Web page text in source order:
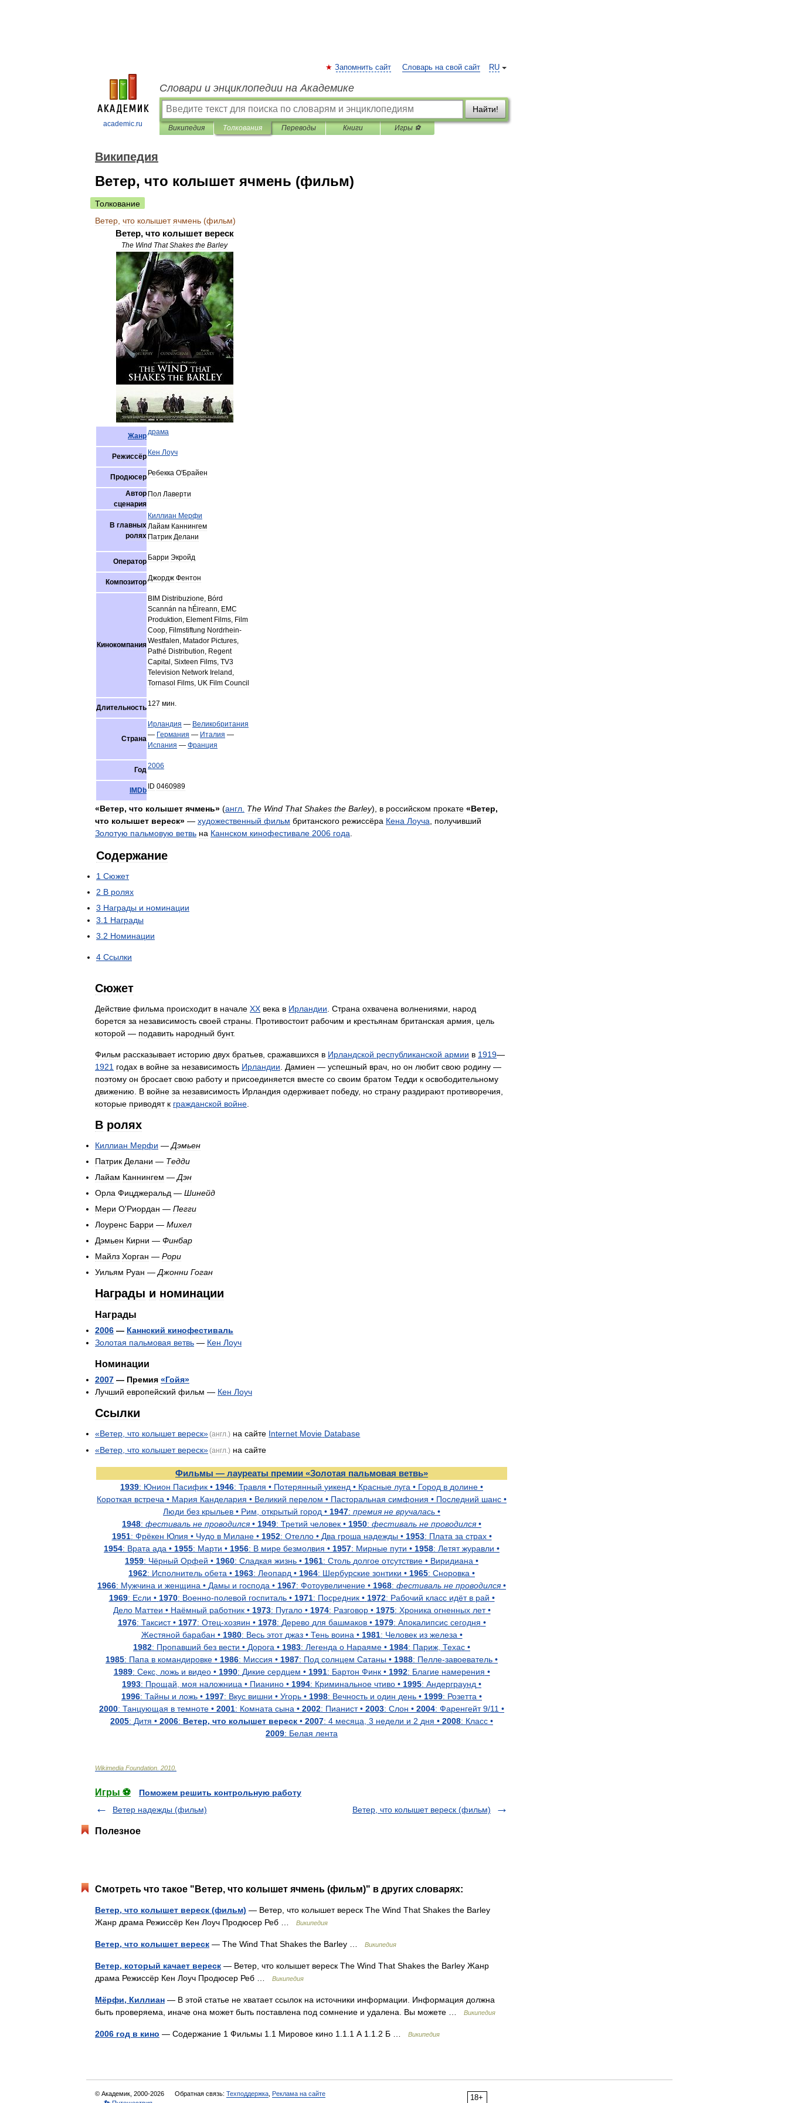
academic.ru
RU
Запомнить сайт Словарь на свой сайт
Словари и энциклопедии на Академике
Найти!
Википедия Толкования Переводы Книги Игры ⚽
Википедия
Ветер, что колышет ячмень (фильм)
Толкование
Ветер что колышет ячмень (фильм)
Ветер, что колышет вереск
The Wind That Shakes the Barley
Жанрдрама
Режиссёр Кен Лоуч
Продюсер Ребекка О'Брайен
Автор
сценария
Пол Лаверти
В главных
ролях
Киллиан Мерфи
Лайам Каннингем
Патрик Делани
Оператор Барри Экройд
КомпозиторДжордж Фентон
Кинокомпания
BIM Distribuzione, Bórd
Scannán na hÉireann, EMC
Produktion, Element Films, Film
Coop, Filmstiftung Nordrhein-
Westfalen, Matador Pictures,
Pathé Distribution, Regent
Capital , Sixteen Films, TV3
Television Network Ireland ,
Tornasol Films, UK Film Council
Длительность 127 мин.
Страна
Ирландия — Великобритания
— Германия — Италия —
Испания — Франция
Год2006
IMDb ID 0460989
«Ветер, что колышет ячмень» (англ The Wind That Shakes the Barley), в российском прокате «Ветер,
что колышет вереск» — художественный фильм британского режиссёра Кена Лоуча
получивший
Золотую пальмовую ветвь на Каннском кинофестивале 2006 года
Содержание
1 Сюжет
2 В ролях
3 Награды и номинации
3 1 Награды
3 2 Номинации
4 Ссылки
Сюжет
Действие фильма происходит в начале XX века в Ирландии Страна охвачена волнениями
народ
борется за независимость своей страны Противостоит рабочим и крестьянам британская армия
цель
которой — подавить народный бунт.
Фильм рассказывает историю двух братьев сражавшихся в Ирландской республиканской армии в 1919—
1921 годах в войне за независимость Ирландии Дамиен — успешный врач но он любит свою родину —
поэтому он бросает свою работу и присоединяется вместе со своим братом Тедди к освободительному
движению
В войне за независимость Ирландия одерживает победу, но страну раздирают противоречия
которые приводят к гражданской войне
В ролях
Киллиан Мерфи — Дэмьен
Патрик Делани — Тедди
Лайам Каннингем — Дэн
Орла Фицджеральд — Шинейд
Мери О'Риордан — Пегги
Лоуренс Барри — Михел
Дэмьен Кирни — Финбар
Майлз Хорган — Рори
Уильям Руан — Джонни Гоган
Награды и номинации
Награды
2006 — Каннский кинофестиваль
Золотая пальмовая ветвь — Кен Лоуч
Номинации
2007 — Премия «Гойя»
Лучший европейский фильм — Кен Лоуч
Ссылки
«Ветер что колышет вереск»(англ.) на сайте Internet Movie Database
«Ветер что колышет вереск»(англ.) на сайте
Фильмы — лауреаты премии «Золотая пальмовая ветвь»
1939: Юнион Пасифик • 1946: Травля • Потерянный уикенд • Красные луга • Город в долине •
Короткая встреча • Мария Канделария • Великий перелом • Пасторальная симфония • Последний шанс •
Люди без крыльев • Рим открытый город • 1947: премия не вручалась •
1948: фестиваль не проводился• 1949: Третий человек • 1950: фестиваль не проводился•
1951: Фрёкен Юлия • Чудо в Милане• 1952: Отелло• Два гроша надежды • 1953: Плата за страх•
1954: Врата ада • 1955: Марти • 1956: В мире безмолвия • 1957: Мирные пути • 1958: Летят журавли •
1959: Чёрный Орфей • 1960: Сладкая жизнь • 1961: Столь долгое отсутствие • Виридиана •
1962: Исполнитель обета • 1963: Леопард • 1964: Шербурские зонтики • 1965: Сноровка •
1966: Мужчина и женщина • Дамы и господа • 1967: Фотоувеличение • 1968: фестиваль не проводился•
1969: Если • 1970: Военно-полевой госпиталь• 1971: Посредник• 1972: Рабочий класс идёт в рай •
Дело Маттеи • Наёмный работник• 1973: Пугало• 1974: Разговор• 1975: Хроника огненных лет•
1976: Таксист• 1977: Отец-хозяин • 1978: Дерево для башмаков• 1979: Апокалипсис сегодня •
Жестяной барабан • 1980: Весь этот джаз• Тень воина • 1981: Человек из железа •
1982: Пропавший без вести • Дорога • 1983: Легенда о Нараяме • 1984: Париж Техас •
1985: Папа в командировке • 1986: Миссия • 1987: Под солнцем Сатаны • 1988: Пелле-завоеватель •
1989: Секс, ложь и видео• 1990: Дикие сердцем • 1991: Бартон Финк• 1992: Благие намерения •
1993: Прощай моя наложница • Пианино • 1994: Криминальное чтиво • 1995: Андерграунд •
1996: Тайны и ложь • 1997: Вкус вишни • Угорь • 1998: Вечность и один день • 1999: Розетта •
2000: Танцующая в темноте • 2001: Комната сына • 2002: Пианист• 2003: Слон • 2004: Фаренгейт 9/11 •
2005: Дитя • 2006: Ветер, что колышет вереск • 2007: 4 месяца 3 недели и 2 дня • 2008: Класс •
2009: Белая лента
Wikimedia Foundation 2010
Игры ⚽
Поможем решить контрольную работу
Ветер надежды (фильм)
Ветер, что колышет вереск (фильм)
Полезное
Смотреть что такое "Ветер, что колышет ячмень (фильм)" в других словарях:
Ветер, что колышет вереск (фильм) — Ветер, что колышет вереск The Wind That Shakes the Barley
Жанр драма Режиссёр Кен Лоуч Продюсер Реб …
Википедия
Ветер, что колышет вереск — The Wind That Shakes the Barley … Википедия
Ветер, который качает вереск — Ветер, что колышет вереск The Wind That Shakes the Barley Жанр
драма Режиссёр Кен Лоуч Продюсер Реб …
Википедия
Мёрфи, Киллиан — В этой статье не хватает ссылок на источники информации. Информация должна
быть проверяема, иначе она может быть поставлена под сомнение и удалена. Вы можете …
Википедия
2006 год в кино — Содержание 1 Фильмы 1.1 Мировое кино 1.1.1 А 1.1.2 Б … Википедия
18+
© Академик, 2000-2026 Обратная связь: Техподдержка Реклама на сайте